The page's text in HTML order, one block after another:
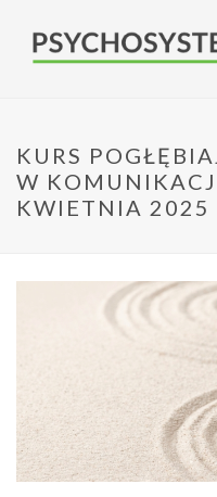
KURS
W
KWIETNIA 2025